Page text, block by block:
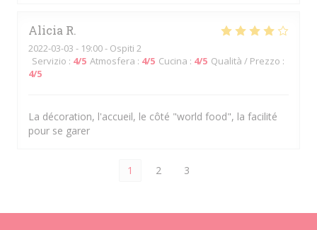
Alicia R
2022-03-03 - 19:00 - Ospiti 2
Servizio : 4/5 Atmosfera : 4/5 Cucina : 4/5 Qualità / Prezzo :
4/5
La décoration, l'accueil, le côté "world food", la facilité
pour se garer
1 2 3